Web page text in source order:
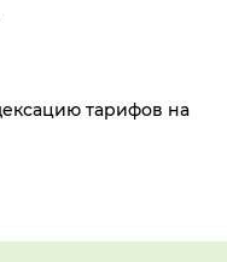
тарифов на